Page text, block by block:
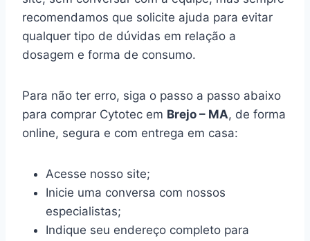
recomendamos que solicite ajuda para evitar
qualquer tipo de dúvidas em relação a
dosagem e forma de consumo.
Para não ter erro, siga o passo a passo abaixo
para comprar Cytotec em Brejo – MA, de forma
online, segura e com entrega em casa:
Acesse nosso site;
Inicie uma conversa com nossos
especialistas;
Indique seu endereço completo para